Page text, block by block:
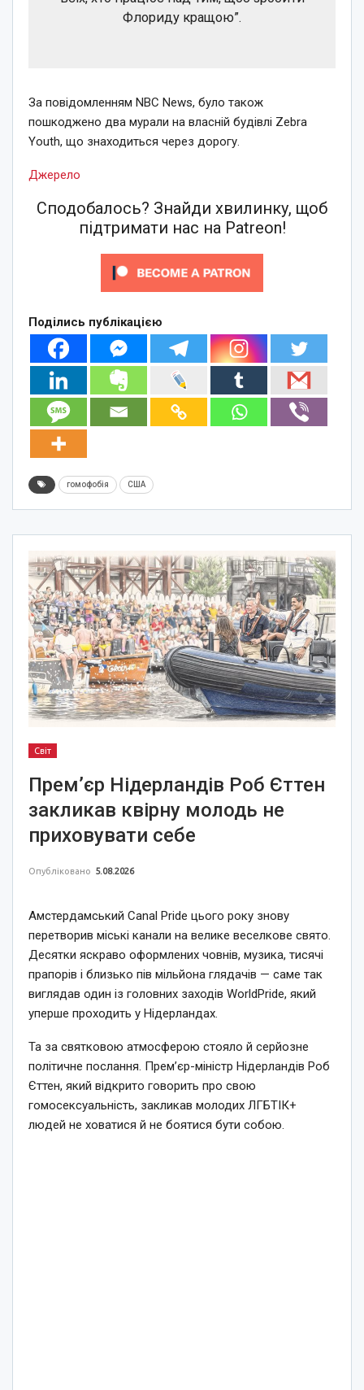
Флориду кращою”.
За повідомленням NBC News, було також
пошкоджено два мурали на власній будівлі Zebra
Youth, що знаходиться через дорогу.
Джерело
Сподобалось? Знайди хвилинку, щоб
підтримати нас на Patreon!
Поділись публікацією
гомофобія США
Світ
Прем’єр Нідерландів Роб Єттен
закликав квірну молодь не
приховувати себе
Опубліковано 5.08.2026
Амстердамський Canal Pride цього року знову
перетворив міські канали на велике веселкове свято.
Десятки яскраво оформлених човнів, музика, тисячі
прапорів і близько пів мільйона глядачів — саме так
виглядав один із головних заходів WorldPride, який
уперше проходить у Нідерландах.
Та за святковою атмосферою стояло й серйозне
політичне послання. Прем’єр-міністр Нідерландів Роб
Єттен, який відкрито говорить про свою
гомосексуальність, закликав молодих ЛГБТІК+
людей не ховатися й не боятися бути собою.